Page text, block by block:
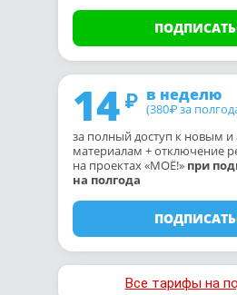
14 в неделю
(380₽ за
за полный доступ к новым
материалам + отключение
на проектах «МОЁ!» при
на полгода
Все тарифы на